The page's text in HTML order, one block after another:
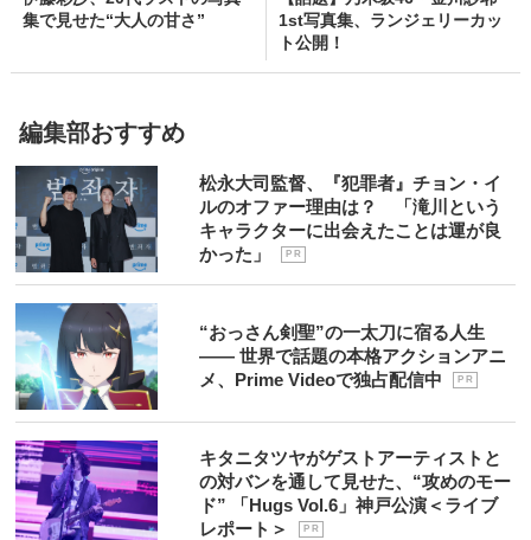
集で見せた“大人の甘さ”
1st写真集、ランジェリーカッ
ト公開！
編集部おすすめ
松永大司監督、『犯罪者』チョン・イ
ルのオファー理由は？ 「滝川という
キャラクターに出会えたことは運が良
かった」
P R
“おっさん剣聖”の一太刀に宿る人生
―― 世界で話題の本格アクションアニ
メ、Prime Videoで独占配信中
P R
キタニタツヤがゲストアーティストと
の対バンを通して見せた、“攻めのモー
ド” 「Hugs Vol.6」神戸公演＜ライブ
レポート＞
P R